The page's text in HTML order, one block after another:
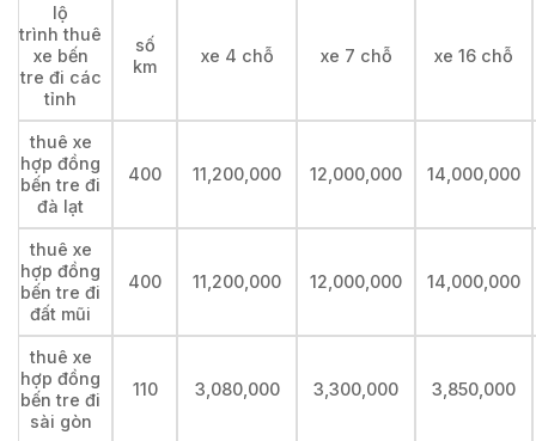
lộ
trình thuê
xe bến
tre đi các
tỉnh
số
km
xe 4 chỗ xe 7 chỗ xe 16 chỗ
thuê xe
hợp đồng
bến tre đi
đà lạt
400 11,200,000 12,000,000 14,000,000
thuê xe
hợp đồng
bến tre đi
đất mũi
400 11,200,000 12,000,000 14,000,000
thuê xe
hợp đồng
bến tre đi
sài gòn
110 3,080,000 3,300,000 3,850,000